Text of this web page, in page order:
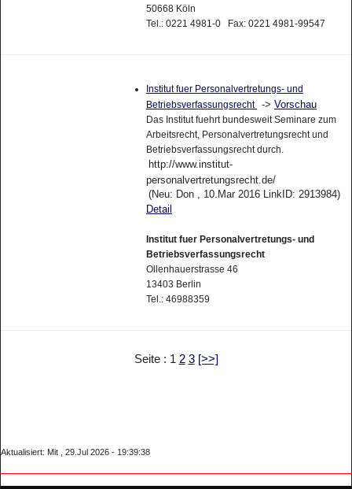
50668 Köln
Tel.: 0221 4981-0 Fax: 0221 4981-99547
Institut fuer Personalvertretungs- und
Betriebsverfassungsrecht -> Vorschau
Das Institut fuehrt bundesweit Seminare zum
Arbeitsrecht, Personalvertretungsrecht und
Betriebsverfassungsrecht durch.
http://www.institut-
personalvertretungsrecht.de/
(Neu: Don , 10.Mar 2016 LinkID: 2913984)
Detail
Institut fuer Personalvertretungs- und
Betriebsverfassungsrecht
Ollenhauerstrasse 46
13403 Berlin
Tel.: 46988359
Seite : 1 2 3 [>>]
Aktualisiert: Mit , 29.Jul 2026 - 19:39:38